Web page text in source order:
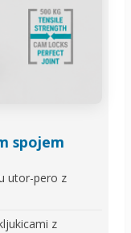
spojem
utor-pero z
z